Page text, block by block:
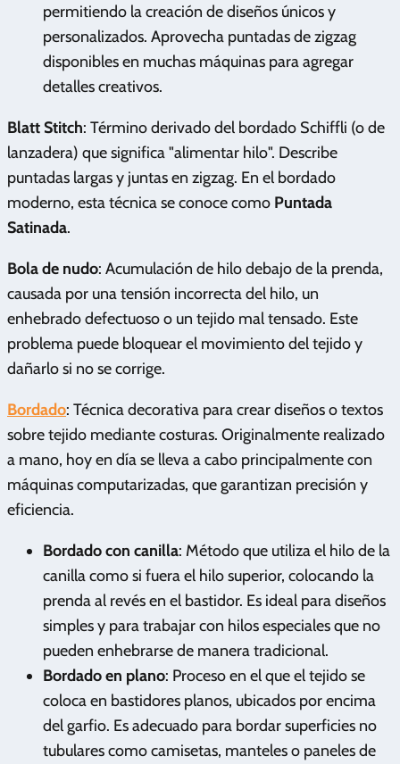
permitiendo la creación de diseños únicos y
personalizados. Aprovecha puntadas de zigzag
disponibles en muchas máquinas para agregar
detalles creativos.
Blatt Stitch: Término derivado del bordado Schiffli (o de
lanzadera) que significa "alimentar hilo". Describe
puntadas largas y juntas en zigzag. En el bordado
moderno, esta técnica se conoce como Puntada
Satinada.
Bola de nudo: Acumulación de hilo debajo de la prenda,
causada por una tensión incorrecta del hilo, un
enhebrado defectuoso o un tejido mal tensado. Este
problema puede bloquear el movimiento del tejido y
dañarlo si no se corrige.
Bordado: Técnica decorativa para crear diseños o textos
sobre tejido mediante costuras. Originalmente realizado
a mano, hoy en día se lleva a cabo principalmente con
máquinas computarizadas, que garantizan precisión y
eficiencia.
Bordado con canilla: Método que utiliza el hilo de la
canilla como si fuera el hilo superior, colocando la
prenda al revés en el bastidor. Es ideal para diseños
simples y para trabajar con hilos especiales que no
pueden enhebrarse de manera tradicional.
Bordado en plano: Proceso en el que el tejido se
coloca en bastidores planos, ubicados por encima
del garfio. Es adecuado para bordar superficies no
tubulares como camisetas, manteles o paneles de